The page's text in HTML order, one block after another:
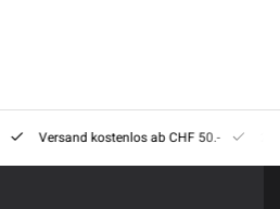
Versand kostenlos ab CHF 50.-